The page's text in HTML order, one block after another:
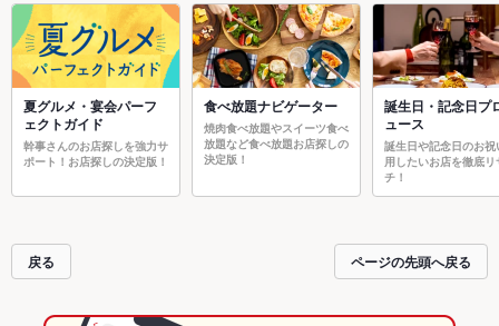
夏グルメ・宴会パーフ
ェクトガイド
幹事さんのお店探しを強力サ
ポート！お店探しの決定版！
食べ放題ナビゲーター
焼肉食べ放題やスイーツ食べ
放題など食べ放題お店探しの
決定版！
誕生日・記念日プ
ュース
誕生日や記念日のお祝
用したいお店を徹底リ
チ！
戻る ページの先頭へ戻る